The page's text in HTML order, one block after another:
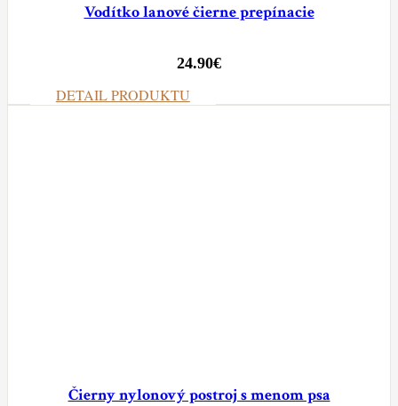
Vodítko lanové čierne prepínacie
24.90€
DETAIL PRODUKTU
Čierny nylonový postroj s menom psa